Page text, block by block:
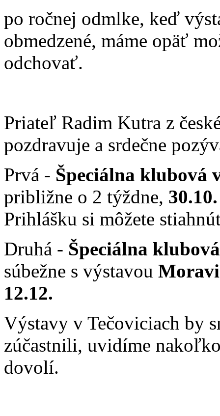
po ročnej odmlke, keď
obmedzené, máme opäť
odchovať.
Priateľ Radim Kutra z
pozdravuje a srdečne
Prvá - Špeciálna klubová
približne o 2 týždne,
Prihlášku si môžete
Druhá - Špeciálna
súbežne s výstavou
12.12.
Výstavy v Tečoviciach by
zúčastnili, uvidíme
dovolí.